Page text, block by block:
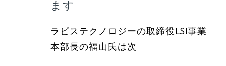
ます
ラピステクノロジーの取締役LSI事業
本部長の福山氏は次